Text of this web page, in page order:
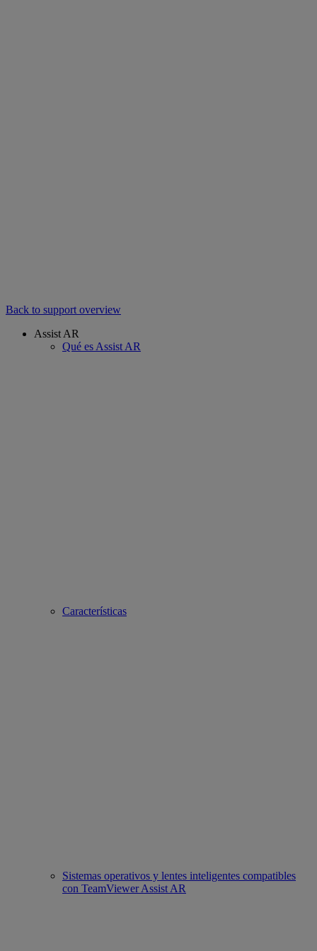
Back to support overview
Assist AR
Qué es Assist AR
Características
Sistemas operativos y lentes inteligentes compatibles
con TeamViewer Assist AR